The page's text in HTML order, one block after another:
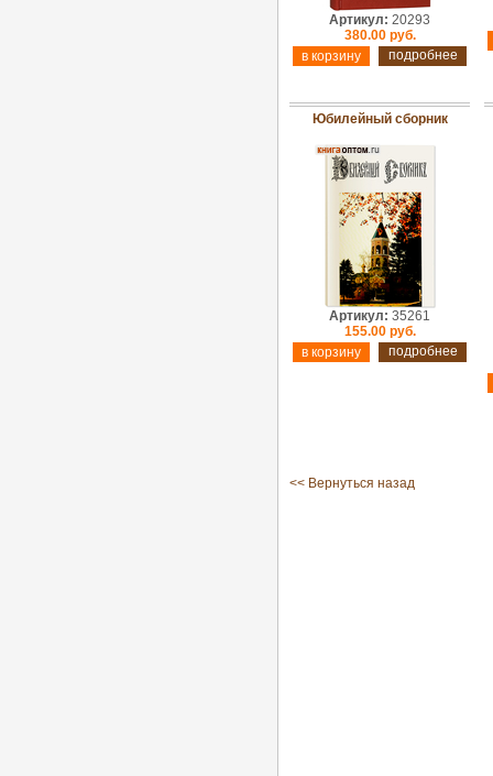
Артикул: 20293
380.00 руб.
подробнее
Юбилейный сборник
Артикул: 35261
155.00 руб.
подробнее
<< Вернуться назад